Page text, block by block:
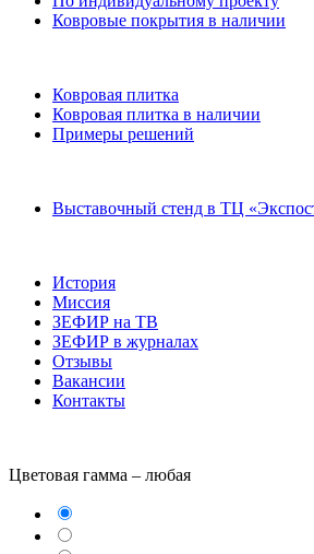
Ковровые покрытия в наличии
Ковровая плитка
Ковровая плитка в наличии
Примеры решений
Выставочный стенд в ТЦ
История
Миссия
ЗЕФИР на ТВ
ЗЕФИР в журналах
Отзывы
Вакансии
Контакты
Цветовая гамма – любая